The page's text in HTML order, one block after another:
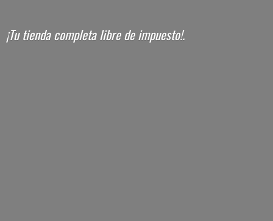
¡Tu tienda completa librede impuesto!.